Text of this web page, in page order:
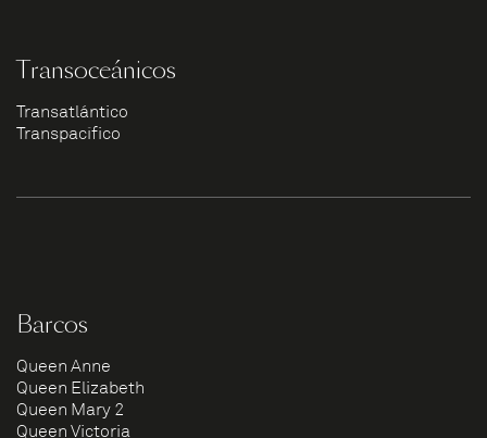
Transoceánicos
Transatlántico
Transpacífico
Barcos
Queen Anne
Queen Elizabeth
Queen Mary 2
Queen Victoria